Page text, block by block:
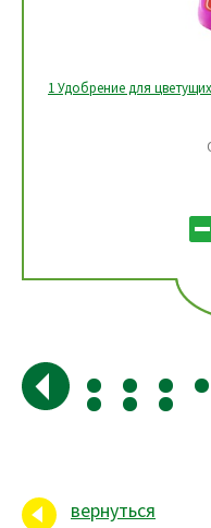
1 Удобрение для
вернуться